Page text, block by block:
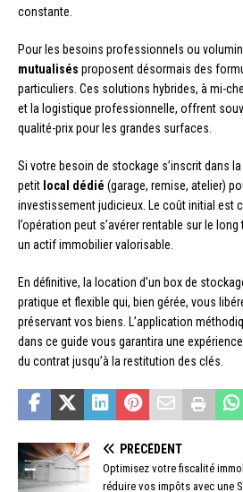
constante.
Pour les besoins professionnels ou
mutualisés proposent désormais des
particuliers. Ces solutions hybrides, à mi-
et la logistique professionnelle, offrent
qualité-prix pour les grandes surfaces.
Si votre besoin de stockage s’inscrit dans la
petit local dédié (garage, remise, atelier)
investissement judicieux. Le coût initial est
l’opération peut s’avérer rentable sur le
un actif immobilier valorisable.
En définitive, la location d’un box de
pratique et flexible qui, bien gérée, vous
préservant vos biens. L’application
dans ce guide vous garantira une
du contrat jusqu’à la restitution des clés.
PRÉCÉDENT
Optimisez votre fiscalité
réduire vos impôts avec une